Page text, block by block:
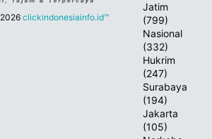
2026 clickindonesiainfo.id™
Jatim
(799)
Nasional
(332)
Hukrim
(247)
Surabaya
(194)
Jakarta
(105)